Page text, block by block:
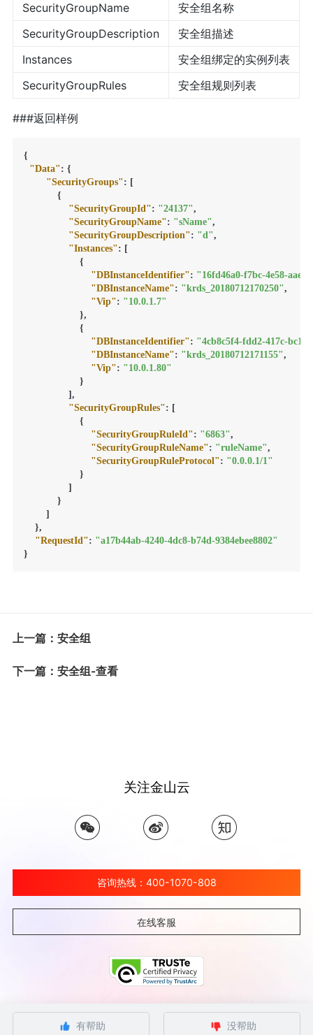
SecurityGroupName
安全组名称
SecurityGroupDescription
安全组描述
Instances
安全组绑定的实例列表
SecurityGroupRules
安全组规则列表
###返回样例
{
"Data": {
"SecurityGroups": [
{
"SecurityGroupId": "24137",
"SecurityGroupName": "sName",
"SecurityGroupDescription": "d",
"Instances": [
{
"DBInstanceIdentifier": "16fd46a0-f7bc-4e58-
"DBInstanceName": "krds_20180712170250",
"Vip": "10.0.1.7"
},
{
"DBInstanceIdentifier": "4cb8c5f4-fdd2-417c-
"DBInstanceName": "krds_20180712171155",
"Vip": "10.0.1.80"
}
] ,
"SecurityGroupRules": [
{
"SecurityGroupRuleId": "6863",
"SecurityGroupRuleName": "ruleName",
"SecurityGroupRuleProtocol": "0.0.0.1/1"
}
]
}
]
},
"RequestId": "a17b44ab-4240-4dc8-b74d-9384ebee8802"
}
上一篇：安全组
下一篇：安全组-查看
有帮助 没帮助
关注金山云
咨询热线：400-1070-808
在线客服
©北京金山云网络技术有限公司 2026 Ksyun All Rights Reserved Kingsoft Corp.